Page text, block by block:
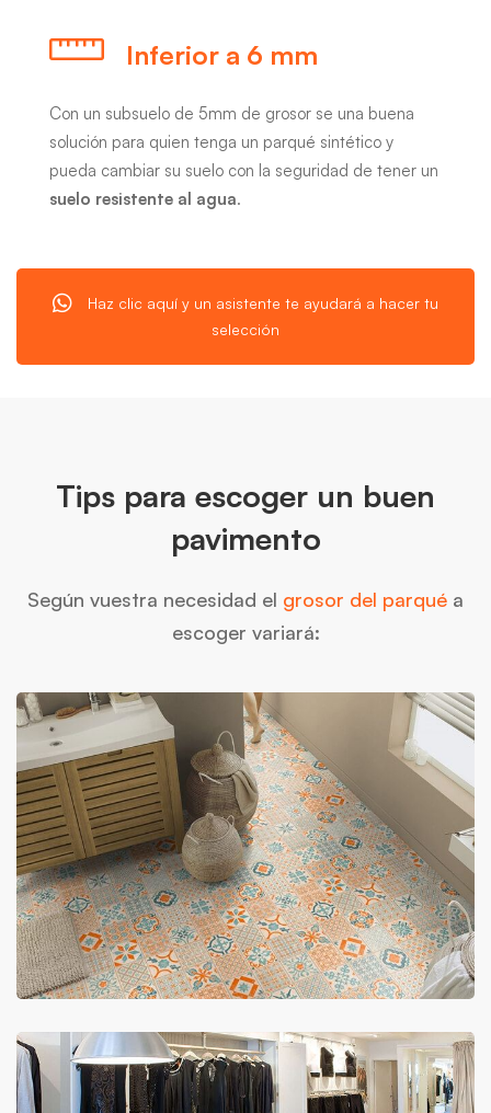
Inferior a 6 mm
Con un subsuelo de 5mm de grosor se una buena
solución para quien tenga un parqué sintético y
pueda cambiar su suelo con la seguridad de tener un
suelo resistente al agua.
Haz clic aquí y un asistente te ayudará a hacer tu
selección
Tips para escoger un buen
pavimento
Según vuestra necesidad el grosor del parqué a
escoger variará: